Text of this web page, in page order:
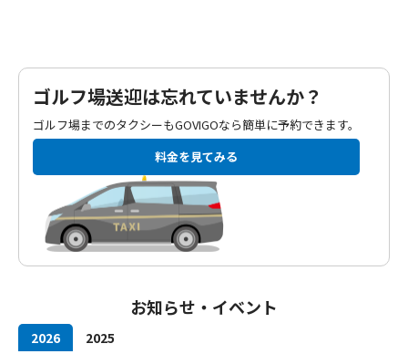
ゴルフ場送迎は忘れていませんか？
ゴルフ場までのタクシーもGOVIGOなら簡単に予約できます。
お知らせ・イベント
2026 2025